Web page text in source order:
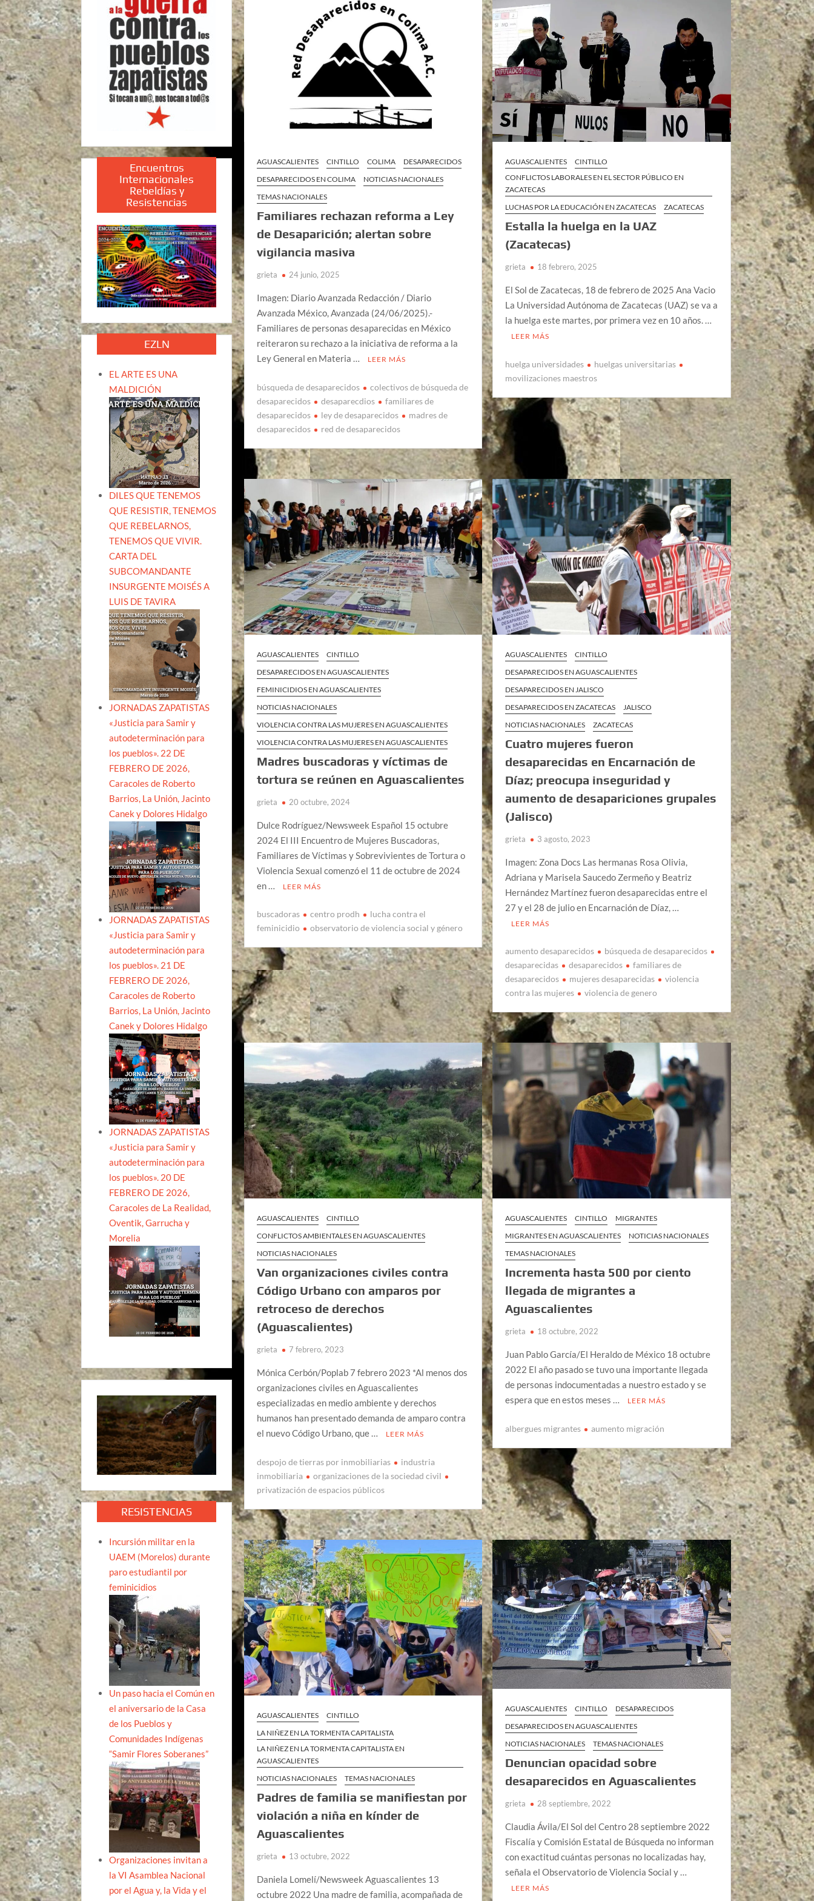
AGUASCALIENTES CINTILLO COLIMA
DESAPARECIDOS
DESAPARECIDOS EN COLIMA
NOTICIAS NACIONALES
TEMAS NACIONALES
Familiares rechazan reforma a Ley
de Desaparición; alertan sobre
vigilancia masiva
grieta 24 junio, 2025
Imagen: Diario Avanzada Redacción / Diario
Avanzada México, Avanzada (24/06/2025).-
Familiares de personas desaparecidas en México
reiteraron su rechazo a la iniciativa de reforma a la
Ley General en Materia …
LEER MÁS
búsqueda de desaparecidos
colectivos de búsqueda de
desaparecidos
desaparecdios
familiares de
desaparecidos
ley de desaparecidos
madres de
desaparecidos
red de desaparecidos
AGUASCALIENTES
CINTILLO
CONFLICTOS LABORALES EN EL SECTOR PÚBLICO EN
ZACATECAS
LUCHAS POR LA EDUCACIÓN EN ZACATECAS
ZACATECAS
Estalla la huelga en la UAZ
(Zacatecas)
grieta 18 febrero, 2025
El Sol de Zacatecas, 18 de febrero de 2025 Ana Vacio
La Universidad Autónoma de Zacatecas (UAZ) se va a
la huelga este martes, por primera vez en 10 años. …
LEER MÁS
huelga universidades
huelgas universitarias
movilizaciones maestros
AGUASCALIENTES
CINTILLO
DESAPARECIDOS EN AGUASCALIENTES
FEMINICIDIOS EN AGUASCALIENTES
NOTICIAS NACIONALES
VIOLENCIA CONTRA LAS MUJERES EN AGUASCALIENTES
VIOLENCIA CONTRA LAS MUJERES EN AGUASCALIENTES
Madres buscadoras y víctimas de
tortura se reúnen en Aguascalientes
grieta 20 octubre, 2024
Dulce Rodríguez/Newsweek Español 15 octubre
2024 El III Encuentro de Mujeres Buscadoras,
Familiares de Víctimas y Sobrevivientes de Tortura o
Violencia Sexual comenzó el 11 de octubre de 2024
en …
LEER MÁS
buscadoras centro prodh
lucha contra el
feminicidio
observatorio de violencia social y género
AGUASCALIENTES
CINTILLO
DESAPARECIDOS EN AGUASCALIENTES
DESAPARECIDOS EN JALISCO
DESAPARECIDOS EN ZACATECAS
JALISCO
NOTICIAS NACIONALES
ZACATECAS
Cuatro mujeres fueron
desaparecidas en Encarnación de
Díaz; preocupa inseguridad y
aumento de desapariciones grupales
(Jalisco)
grieta 3 agosto, 2023
Imagen: Zona Docs Las hermanas Rosa Olivia,
Adriana y Marisela Saucedo Zermeño y Beatriz
Hernández Martínez fueron desaparecidas entre el
27 y el 28 de julio en Encarnación de Díaz, …
LEER MÁS
aumento desaparecidos
búsqueda de desaparecidos
desaparecidas
desaparecidos
familiares de
desaparecidos
mujeres desaparecidas
violencia
contra las mujeres
violencia de genero
AGUASCALIENTES
CINTILLO
CONFLICTOS AMBIENTALES EN AGUASCALIENTES
NOTICIAS NACIONALES
Van organizaciones civiles contra
Código Urbano con amparos por
retroceso de derechos
(Aguascalientes)
grieta 7 febrero, 2023
Mónica Cerbón/Poplab 7 febrero 2023 *Al menos dos
organizaciones civiles en Aguascalientes
especializadas en medio ambiente y derechos
humanos han presentado demanda de amparo contra
el nuevo Código Urbano, que …
LEER MÁS
despojo de tierras por inmobiliarias
industria
inmobiliaria
organizaciones de la sociedad civil
privatización de espacios públicos
AGUASCALIENTES CINTILLO
MIGRANTES
MIGRANTES EN AGUASCALIENTES
NOTICIAS NACIONALES
TEMAS NACIONALES
Incrementa hasta 500 por ciento
llegada de migrantes a
Aguascalientes
grieta 18 octubre, 2022
Juan Pablo García/El Heraldo de México 18 octubre
2022 El año pasado se tuvo una importante llegada
de personas indocumentadas a nuestro estado y se
espera que en estos meses …
LEER MÁS
albergues migrantes aumento migración
AGUASCALIENTES
CINTILLO
LA NIÑEZ EN LA TORMENTA CAPITALISTA
LA NIÑEZ EN LA TORMENTA CAPITALISTA EN
AGUASCALIENTES
NOTICIAS NACIONALES
TEMAS NACIONALES
Padres de familia se manifiestan por
violación a niña en kínder de
Aguascalientes
grieta 13 octubre, 2022
Daniela Lomelí/Newsweek Aguascalientes 13
octubre 2022 Una madre de familia, acompañada de
AGUASCALIENTES CINTILLO
DESAPARECIDOS
DESAPARECIDOS EN AGUASCALIENTES
NOTICIAS NACIONALES
TEMAS NACIONALES
Denuncian opacidad sobre
desaparecidos en Aguascalientes
grieta 28 septiembre, 2022
Claudia Ávila/El Sol del Centro 28 septiembre 2022
Fiscalía y Comisión Estatal de Búsqueda no informan
con exactitud cuántas personas no localizadas hay,
señala el Observatorio de Violencia Social y …
LEER MÁS
Encuentros
Internacionales
Rebeldías y
Resistencias
EZLN
EL ARTE ES UNA
MALDICIÓN
DILES QUE TENEMOS
QUE RESISTIR, TENEMOS
QUE REBELARNOS,
TENEMOS QUE VIVIR.
CARTA DEL
SUBCOMANDANTE
INSURGENTE MOISÉS A
LUIS DE TAVIRA
JORNADAS ZAPATISTAS
«Justicia para Samir y
autodeterminación para
los pueblos». 22 DE
FEBRERO DE 2026,
Caracoles de Roberto
Barrios, La Unión, Jacinto
Canek y Dolores Hidalgo
JORNADAS ZAPATISTAS
«Justicia para Samir y
autodeterminación para
los pueblos». 21 DE
FEBRERO DE 2026,
Caracoles de Roberto
Barrios, La Unión, Jacinto
Canek y Dolores Hidalgo
JORNADAS ZAPATISTAS
«Justicia para Samir y
autodeterminación para
los pueblos». 20 DE
FEBRERO DE 2026,
Caracoles de La Realidad,
Oventik, Garrucha y
Morelia
RESISTENCIAS
Incursión militar en la
UAEM (Morelos) durante
paro estudiantil por
feminicidios
Un paso hacia el Común en
el aniversario de la Casa
de los Pueblos y
Comunidades Indígenas
“Samir Flores Soberanes”
Organizaciones invitan a
la VI Asamblea Nacional
por el Agua y, la Vida y el